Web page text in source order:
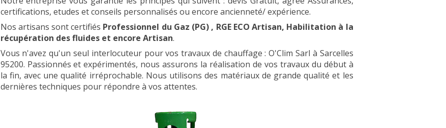
certifications, etudes et conseils personnalisés ou encore ancienneté/ expérience.
Nos artisans sont certifiés Professionnel du Gaz (PG) , RGE ECO Artisan, Habilitation à la
récupération des fluides et encore Artisan.
Vous n'avez qu'un seul interlocuteur pour vos travaux de chauffage : O'Clim Sarl à Sarcelles
95200. Passionnés et expérimentés, nous assurons la réalisation de vos travaux du début à
la fin, avec une qualité irréprochable. Nous utilisons des matériaux de grande qualité et les
dernières techniques pour répondre à vos attentes.